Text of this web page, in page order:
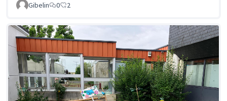
Gibelin
0 2